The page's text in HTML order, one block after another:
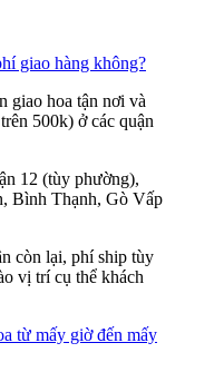
giao hàng không?
giao hoa tận nơi và
500k) ở các quận
12 (tùy phường),
Bình Thạnh, Gò Vấp
còn lại, phí ship tùy
vị trí cụ thể khách
từ mấy giờ đến mấy